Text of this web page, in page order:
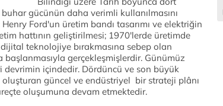
gücünün daha verimli kullanılmasını
Ford'un üretim bandı tasarımı ve elektriğin
hattının geliştirilmesi; 1970'lerde üretimde
teknolojiye bırakmasına sebep olan
gerçekleşmişlerdir. Günümüz
içindedir. Dördüncü ve son büyük
güncel ve endüstriyel bir strateji plânı
oluşumuna devam etmektedir.